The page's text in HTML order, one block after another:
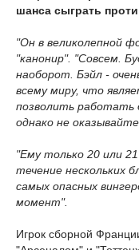
шанса сыграть
"Он в великолепной
"канонир". "Совсем.
наоборот. Бэйл -
всему миру, что
позволить работать
однако не
"Ему только 20 или
течение нескольких
самых опасных
момент".
Игрок сборной